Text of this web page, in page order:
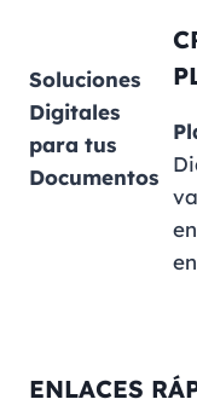
Soluciones
Digitales
para tus
Documentos
ENLACES